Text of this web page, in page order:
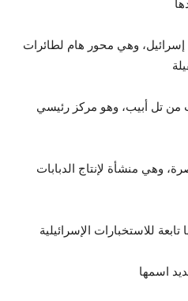
وهي محور هام لطائرات
من تل أبيب، وهو مركز رئيسي
وهي منشأة لإنتاج الدبابات
للاستخبارات الإسرائيلية
اسمها